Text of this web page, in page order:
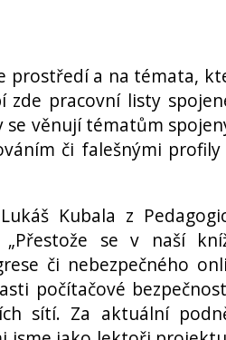
prostředí a na témata,
zde pracovní listy
věnují tématům
či falešnými profily
Kubala z
se v naší
či nebezpečného
počítačové
sítí. Za aktuální